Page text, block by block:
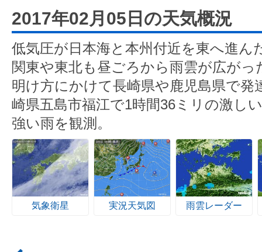
2017年02月05日の天気概況
低気圧が日本海と本州付近を東へ進ん
関東や東北も昼ごろから雨雲が広がっ
明け方にかけて長崎県や鹿児島県で
崎県五島市福江で1時間36ミリの激し
強い雨を観測。
気象衛星 実況天気図 雨雲レーダー